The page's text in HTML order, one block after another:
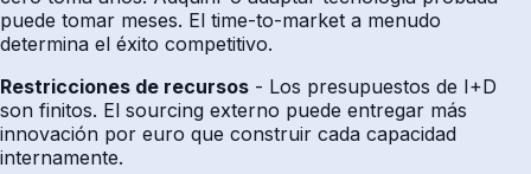
puede tomar meses. El time-to-market a menudo
determina el éxito competitivo.
Restricciones de recursos - Los presupuestos de I+D
son finitos. El sourcing externo puede entregar más
innovación por euro que construir cada capacidad
internamente.